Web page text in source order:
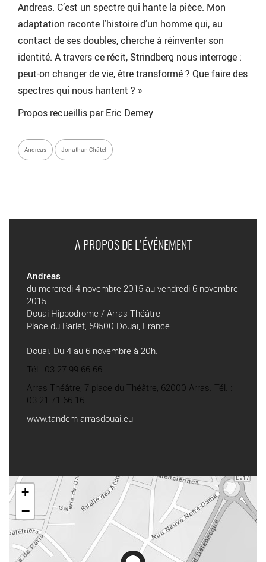
Andreas. C’est un spectre qui hante la pièce. Mon
adaptation raconte l’histoire d’un homme qui, au
contact de ses doubles, cherche à réinventer son
identité. A travers ce récit, Strindberg nous interroge :
peut-on changer de vie, être transformé ? Que faire des
spectres qui nous hantent ? »
Propos recueillis par Eric Demey
Andreas Jonathan Châtel
A PROPOS DE L'ÉVÉNEMENT
Andreas
du mercredi 4 novembre 2015 au vendredi 6 novembre
2015
Douai Hippodrome / Arras Théâtre
Place du Barlet, 59500 Douai, France
Douai. Du 4 au 6 novembre à 20h.
Tél : 03 27 99 66 66.
Arras Théâtre, 7 place du Théâtre, 62000 Arras. Tél. :
03 21 71 66 16.
www.tandem-arrasdouai.eu
+
−